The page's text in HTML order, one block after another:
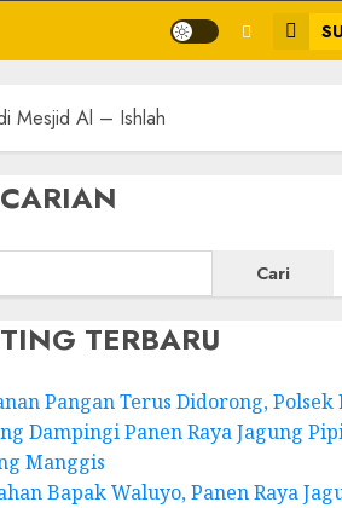
Mesjid Al – Ishlah
Cari
TERBARU
Pangan Terus Didorong, Polsek
Dampingi Panen Raya Jagung
Manggis
Bapak Waluyo, Panen Raya